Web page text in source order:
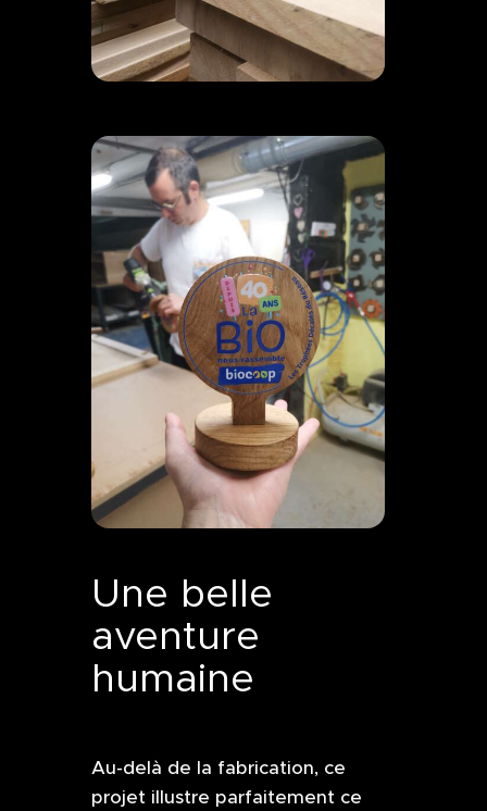
Une belle
aventure
humaine
Au-delà de la fabrication, ce
projet illustre parfaitement ce